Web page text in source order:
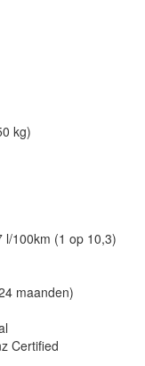
kg)
l/100km (1 op 10,3)
maanden)
Certified